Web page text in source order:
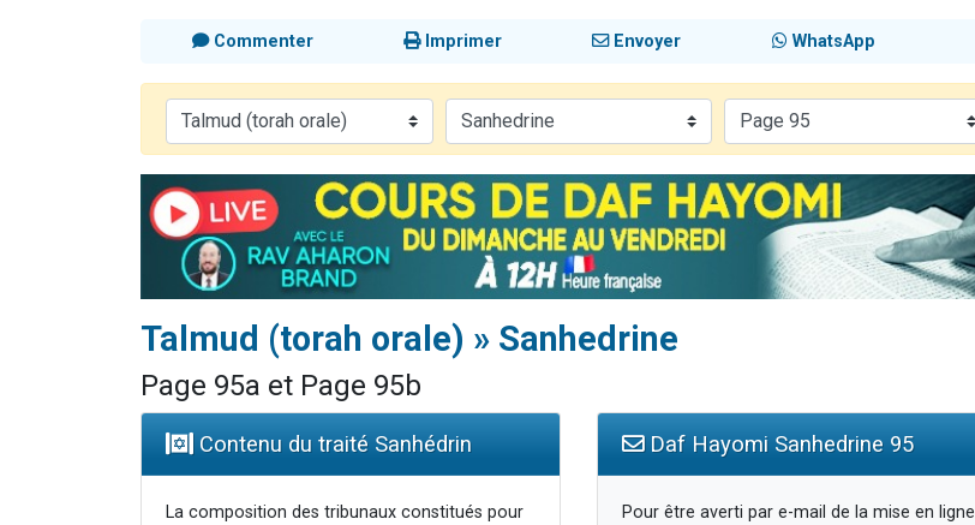
Commenter Imprimer Envoyer WhatsApp
Talmud (torah orale) » Sanhedrine
Page 95a et Page 95b
Contenu du traité Sanhédrin
La composition des tribunaux constitués pour
Daf Hayomi Sanhedrine 95
Pour être averti par e-mail de la mise en ligne